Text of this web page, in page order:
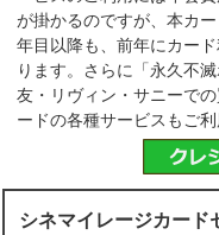
が掛かるのですが、本カ
年目以降も、前年にカー
ります。さらに「永久不
友・リヴィン・サニーで
ードの各種サービスもご利
シネマイレージカード